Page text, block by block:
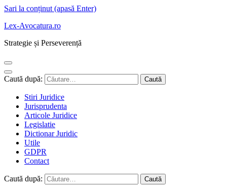
Sari la conținut (apasă Enter)
Lex-Avocatura.ro
Strategie și Perseverență
Caută după:
Stiri Juridice
Jurisprudenta
Articole Juridice
Legislatie
Dictionar Juridic
Utile
GDPR
Contact
Caută după: